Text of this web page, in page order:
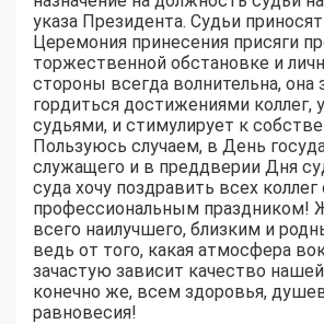
указа Президента. Судьи приносят
Церемония принесения присяги
торжественной обстановке и
стороны всегда волнительна, она
гордиться достижениями коллег,
судьями, и стимулирует к
Пользуюсь случаем, в День
служащего и в преддверии Дня
суда хочу поздравить всех коллег
профессиональным праздником!
всего наилучшего, близким и
ведь от того, какая атмосфера
зачастую зависит качество
конечно же, всем здоровья,
равновесия!